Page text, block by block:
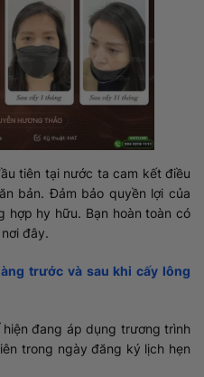
tiên tại nước ta cam kết điều
bản. Đảm bảo quyền lợi của
hợp hy hữu. Bạn hoàn toàn có
đây.
trước và sau khi cấy lông
hiện đang áp dụng trương trình
trong ngày đăng ký lịch hẹn